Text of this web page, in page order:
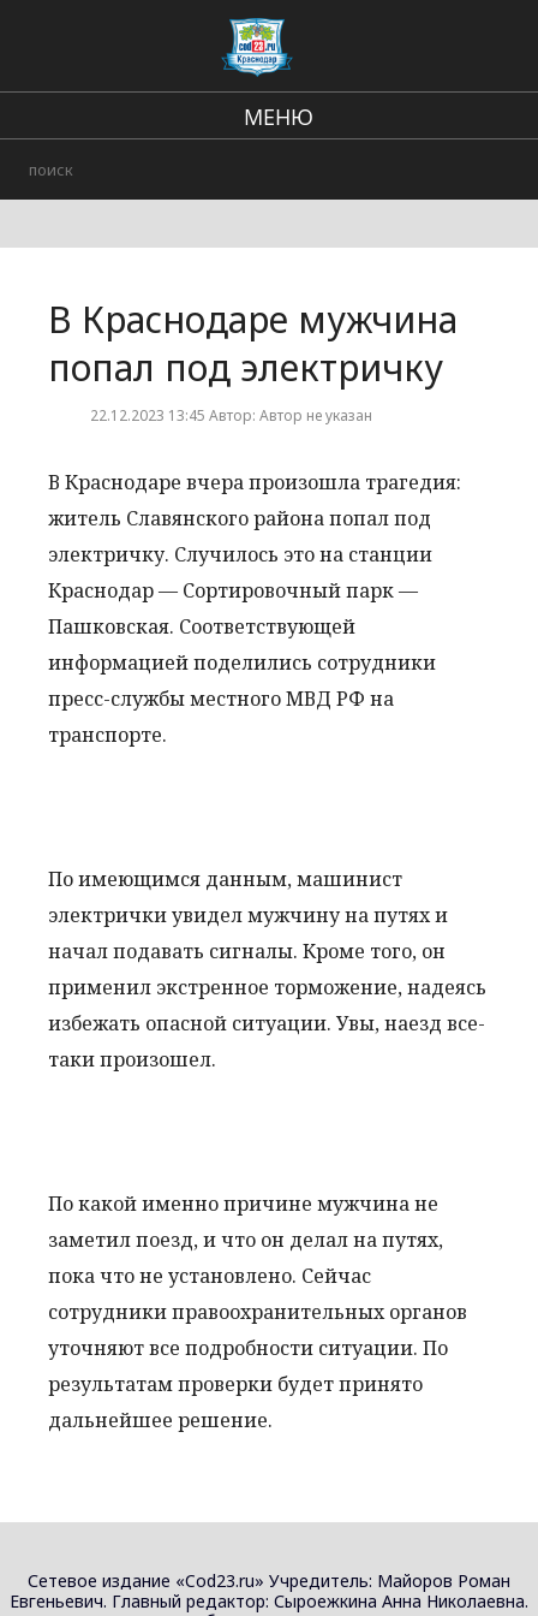
МЕНЮ
Городские события
В Краснодаре мужчина
попал под электричку
22.12.2023 13:45 Автор: Автор не указан
В Краснодаре вчера произошла трагедия:
житель Славянского района попал под
электричку. Случилось это на станции
Краснодар — Сортировочный парк —
Пашковская. Соответствующей
информацией поделились сотрудники
пресс-службы местного МВД РФ на
транспорте.
По имеющимся данным, машинист
электрички увидел мужчину на путях и
начал подавать сигналы. Кроме того, он
применил экстренное торможение, надеясь
избежать опасной ситуации. Увы, наезд все-
таки произошел.
По какой именно причине мужчина не
заметил поезд, и что он делал на путях,
пока что не установлено. Сейчас
сотрудники правоохранительных органов
уточняют все подробности ситуации. По
результатам проверки будет принято
дальнейшее решение.
Сетевое издание «Cod23.ru» Учредитель: Майоров Роман
Евгеньевич. Главный редактор: Сыроежкина Анна Николаевна.